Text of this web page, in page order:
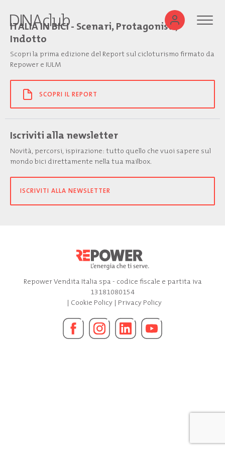
ITALIA IN BICI - Scenari, Protagonisti,
Indotto
Scopri la prima edizione del Report sul cicloturismo firmato da
Repower e IULM
SCOPRI IL REPORT
Iscriviti alla newsletter
Novità, percorsi, ispirazione: tutto quello che vuoi sapere sul
mondo bici direttamente nella tua mailbox.
ISCRIVITI ALLA NEWSLETTER
Repower Vendita Italia spa - codice fiscale e partita iva
13181080154
| Cookie Policy| Privacy Policy